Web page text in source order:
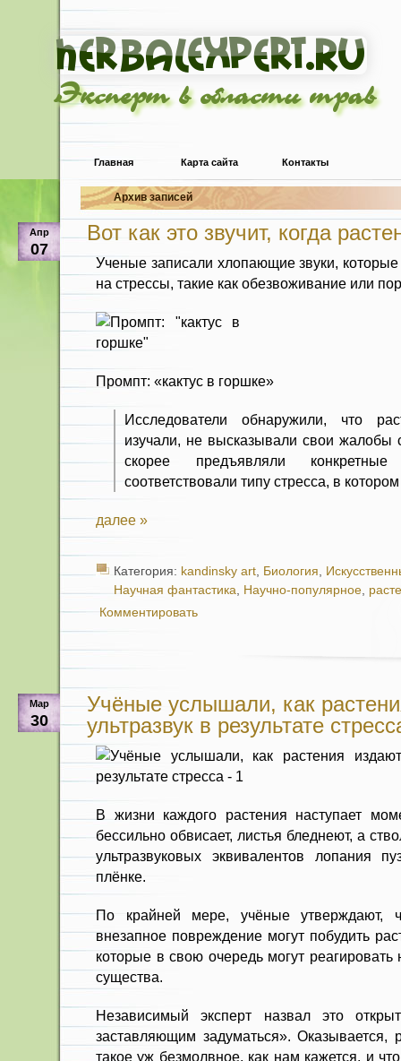
Эксперт в области трав
Главная Карта сайта Контакты
Архив записей
Апр
07
Вот как это звучит, когда
Ученые записали хлопающие звуки, которые
на стрессы, такие как обезвоживание или
Промпт: «кактус в горшке»
Исследователи обнаружили, что
изучали, не высказывали свои жалобы
скорее предъявляли
соответствовали типу стресса, в
далее »
Категория: kandinsky art, Биология,
Научная фантастика, Научно-популярное,
Комментировать
Мар
30
Учёные услышали, как
ультразвук в результате
В жизни каждого растения наступает
бессильно обвисает, листья бледнеют, а
ультразвуковых эквивалентов лопания
плёнке.
По крайней мере, учёные утверждают,
внезапное повреждение могут побудить
которые в свою очередь могут реагировать
существа.
Независимый эксперт назвал это
заставляющим задуматься». Оказывается,
такое уж безмолвное, как нам кажется, и